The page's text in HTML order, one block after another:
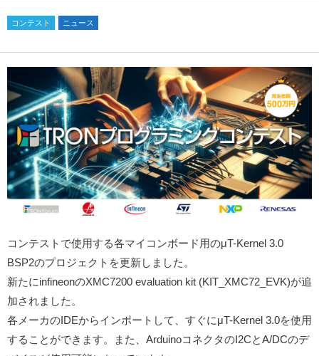
コンテスト ニュース
コンテストで使用する各マイコンボード用のμT-Kernel 3.0
BSP2のプロジェクトを更新しました。
新たにinfineonのXMC7200 evaluation kit (KIT_XMC72_EVK)が追
加されました。
各メーカのIDEからインポートして、すぐにμT-Kernel 3.0を使用
することができます。また、ArduinoコネクタのI2CとA/DCのデ